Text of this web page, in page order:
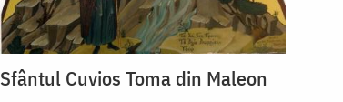
Sfântul Cuvios Toma din Maleon